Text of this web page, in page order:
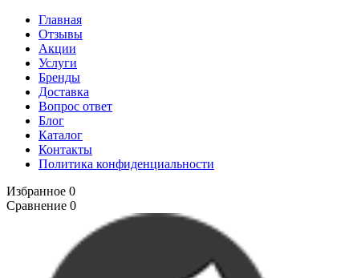
Главная
Отзывы
Акции
Услуги
Бренды
Доставка
Вопрос ответ
Блог
Каталог
Контакты
Политика конфиденциальности
Избранное 0
Сравнение 0